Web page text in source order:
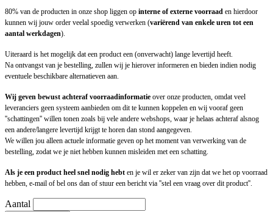
80% van de producten in onze shop liggen op interne of externe voorraad en hierdoor
kunnen wij jouw order veelal spoedig verwerken (variërend van enkele uren tot een
aantal werkdagen).
Uiteraard is het mogelijk dat een product een (onverwacht) lange levertijd heeft.
Na ontvangst van je bestelling, zullen wij je hierover informeren en bieden indien nodig
eventuele beschikbare alternatieven aan.
Wij geven bewust achteraf voorraadinformatie over onze producten, omdat veel
leveranciers geen systeem aanbieden om dit te kunnen koppelen en wij vooraf geen
''schattingen'' willen tonen zoals bij vele andere webshops, waar je helaas achteraf alsnog
een andere/langere levertijd krijgt te horen dan stond aangegeven.
We willen jou alleen actuele informatie geven op het moment van verwerking van de
bestelling, zodat we je niet hebben kunnen misleiden met een schatting.
Als je een product heel snel nodig hebt en je wil er zeker van zijn dat we het op voorraad
hebben, e-mail of bel ons dan of stuur een bericht via ''stel een vraag over dit product''.
Aantal